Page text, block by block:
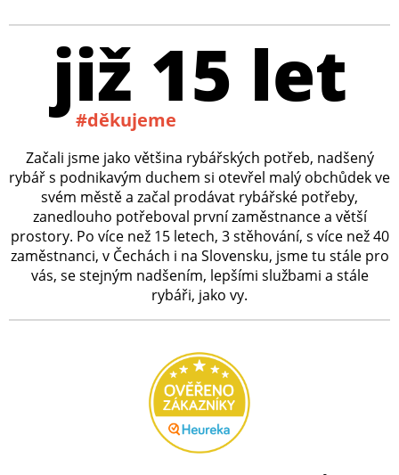
již 15 let
#děkujeme
Začali jsme jako většina rybářských potřeb, nadšený
rybář s podnikavým duchem si otevřel malý obchůdek ve
svém městě a začal prodávat rybářské potřeby,
zanedlouho potřeboval první zaměstnance a větší
prostory. Po více než 15 letech, 3 stěhování, s více než 40
zaměstnanci, v Čechách i na Slovensku, jsme tu stále pro
vás, se stejným nadšením, lepšími službami a stále
rybáři, jako vy.